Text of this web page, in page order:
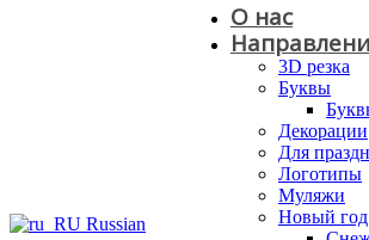
Russian
О нас
3D резка
Буквы
Декорации
Для
Логотипы
Муляжи
Новый год